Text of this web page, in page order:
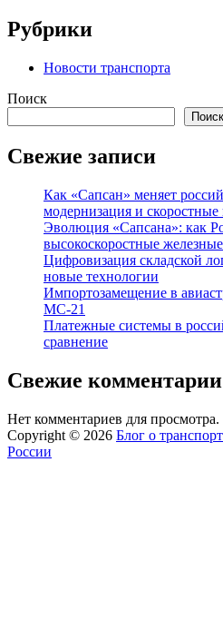
Рубрики
Новости транспорта
Поиск
Поиск
Свежие записи
Как «Сапсан» меняет
модернизация и скоростные
Эволюция «Сапсана»: как
высокоскоростные
Цифровизация складской
новые технологии
Импортозамещение в
МС-21
Платежные системы в
сравнение
Свежие комментарии
Нет комментариев для просмотра.
Copyright © 2026 Блог о
России